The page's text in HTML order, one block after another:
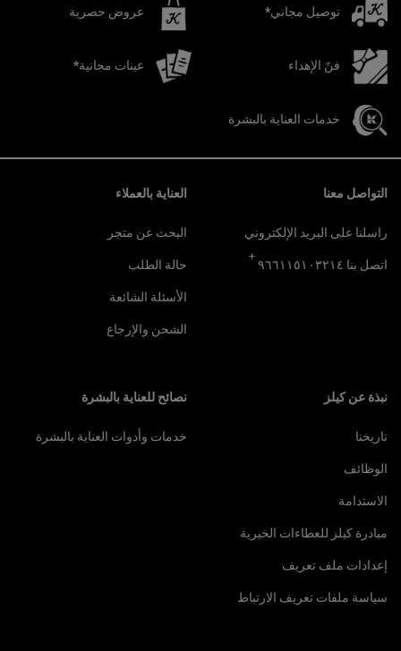
توصيل مجاني* عروض حصرية
فنّ الإهداء عينات مجانية*
خدمات العناية بالبشرة
التواصل معنا
راسلنا على البريد الإلكتروني
اتصل بنا ٩٦٦١١٥١٠٣٢١٤
+
العناية بالعملاء
البحث عن متجر
حالة الطلب
الأسئلة الشائعة
الشحن والإرجاع
نبذة عن كيلز
تاريخنا
الوظائف
الاستدامة
مبادرة كيلز للعطاءات الخيرية
إعدادات ملف تعريف
سياسة ملفات تعريف الارتباط
نصائح للعناية بالبشرة
خدمات وأدوات العناية بالبشرة